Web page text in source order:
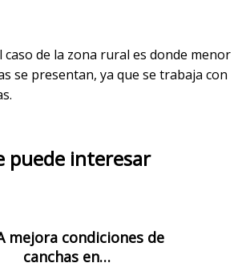
caso de la zona rural es donde menor
se presentan, ya que se trabaja con
puede interesar
mejora condiciones de
canchas en…